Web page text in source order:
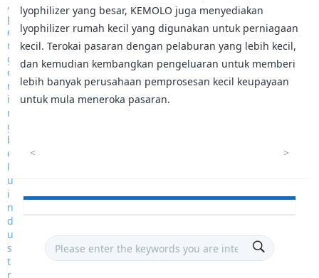
lyophilizer yang besar, KEMOLO juga menyediakan
lyophilizer rumah kecil yang digunakan untuk perniagaan
kecil. Terokai pasaran dengan pelaburan yang lebih kecil,
dan kemudian kembangkan pengeluaran untuk memberi
lebih banyak perusahaan pemprosesan kecil keupayaan
untuk mula meneroka pasaran.
< >